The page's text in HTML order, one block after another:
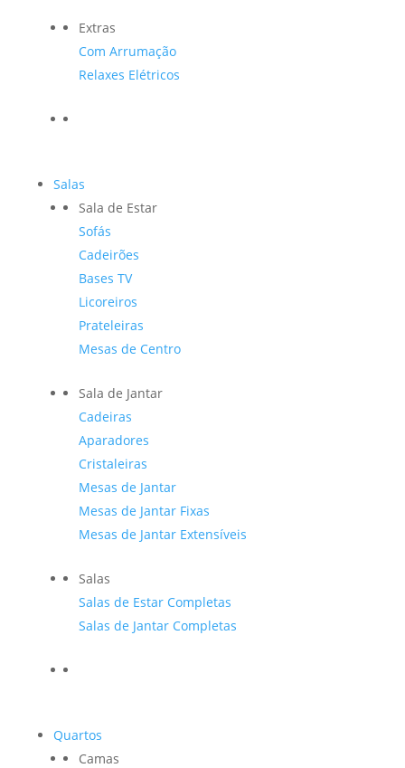
Extras
Com Arrumação
Relaxes Elétricos
Salas
Sala de Estar
Sofás
Cadeirões
Bases TV
Licoreiros
Prateleiras
Mesas de Centro
Sala de Jantar
Cadeiras
Aparadores
Cristaleiras
Mesas de Jantar
Mesas de Jantar Fixas
Mesas de Jantar Extensíveis
Salas
Salas de Estar Completas
Salas de Jantar Completas
Quartos
Camas